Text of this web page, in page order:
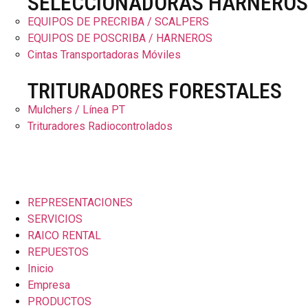
EQUIPOS DE PRECRIBA / SCALPERS
EQUIPOS DE POSCRIBA / HARNEROS
Cintas Transportadoras Móviles
TRITURADORES FORESTALES
Mulchers / Línea PT
Trituradores Radiocontrolados
REPRESENTACIONES
SERVICIOS
RAICO RENTAL
REPUESTOS
Inicio
Empresa
PRODUCTOS